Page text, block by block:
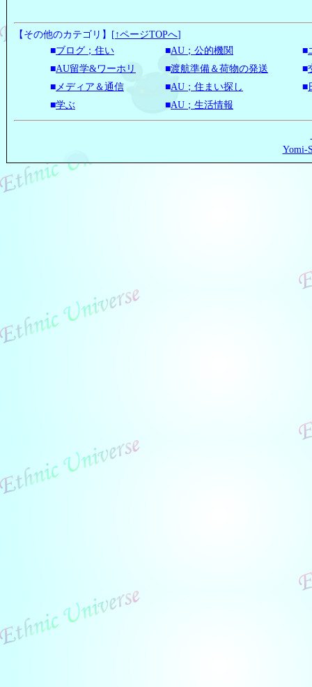
【その他のカテゴリ】 [ ↑ページTOPへ]
■ブログ；住い ■AU；公的機関 ■
■AU留学&ワーホリ ■渡航準備＆荷物の発送 ■
■メディア＆通信 ■AU；住まい探し ■
■学ぶ ■AU；生活情報
Yomi-